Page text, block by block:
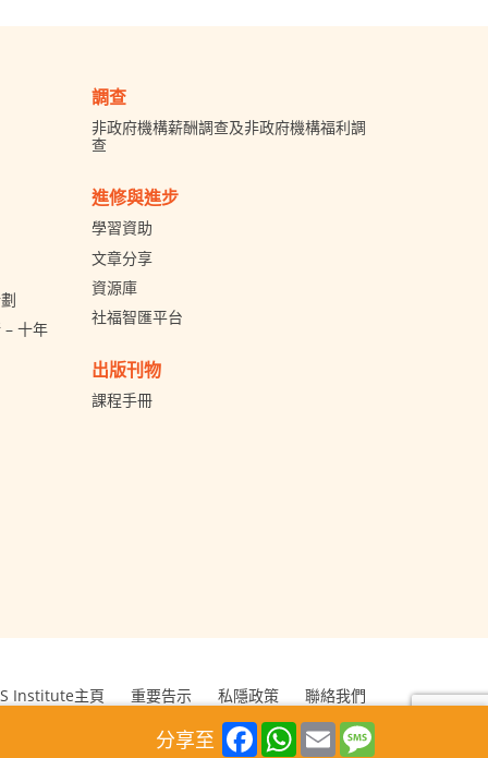
分享至 Facebook
WhatsApp
Email
– 十年
調查
非政府機構薪酬調查及非政府機構福利調
查
進修與進步
學習資助
文章分享
資源庫
社福智匯平台
出版刊物
課程手冊
Institute主頁 重要告示 私隱政策
聯絡我們
Kong Council of Social Service. All Rights Reserved.